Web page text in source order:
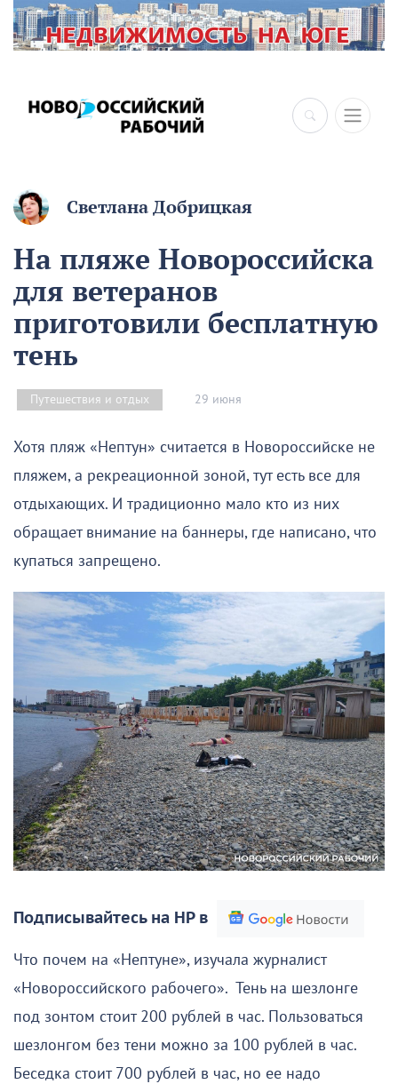
×
Светлана Добрицкая
На пляже Новороссийска
для ветеранов
приготовили бесплатную
тень
Путешествия и отдых 29 июня
Хотя пляж «Нептун» считается в Новороссийске не
пляжем, а рекреационной зоной, тут есть все для
отдыхающих. И традиционно мало кто из них
обращает внимание на баннеры, где написано, что
купаться запрещено.
Подписывайтесь на НР в
Что почем на «Нептуне», изучала журналист
«Новороссийского рабочего». Тень на шезлонге
под зонтом стоит 200 рублей в час. Пользоваться
шезлонгом без тени можно за 100 рублей в час.
Беседка стоит 700 рублей в час, но ее надо